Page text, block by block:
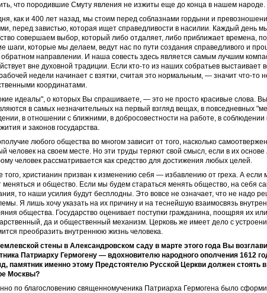
что породившие Смуту явления не изжиты еще до конца в нашем народе.
как и 400 лет назад, мы стоим перед соблазнами гордыни и
перед завистью, которая ищет справедливости в насилии. Каждый день
совершаем выбор, который либо отдаляет, либо приближает времена,
шаги, которые мы делаем, ведут нас по пути создания справедливого и
обратном направлении. И наша совесть здесь является самым лучшим
вне духовной традиции. Если кто-то из наших собратьев выстаивает
недели начинает с взятки, считая это нормальным, — значит что-то
координатами.
идеалы", о которых Вы спрашиваете, — это не просто красивые слова.
в самых незначительных на первый взгляд вещах, в повседневных
в отношении с ближними, в добросовестности на работе, в соблюдении
и законов государства.
любого общества во многом зависит от того, насколько
человек на своем месте. Но эти труды теряют свой смысл, если в их
человек рассматривается как средство для достижения любых целей.
того, христианин призван к изменению себя — избавлению от греха. А если
меняться и общество. Если мы будем стараться менять общество, на себя
то наши усилия будут бесплодны. Это вовсе не означает, что не надо
Я лишь хочу указать на их причину и на теснейшую взаимосвязь
общества. Государство оценивает поступки гражданина, поощряя их
да и общественный механизм. Церковь же имеет дело с
преобразить внутреннюю жизнь человека.
стены в Александровском саду в марте этого года Вы
Патриарху Гермогену — вдохновителю народного ополчения 1612
памятник именно этому Предстоятелю Русской Церкви должен стоять
Москвы?
по благословению священномученика Патриарха Гермогена было